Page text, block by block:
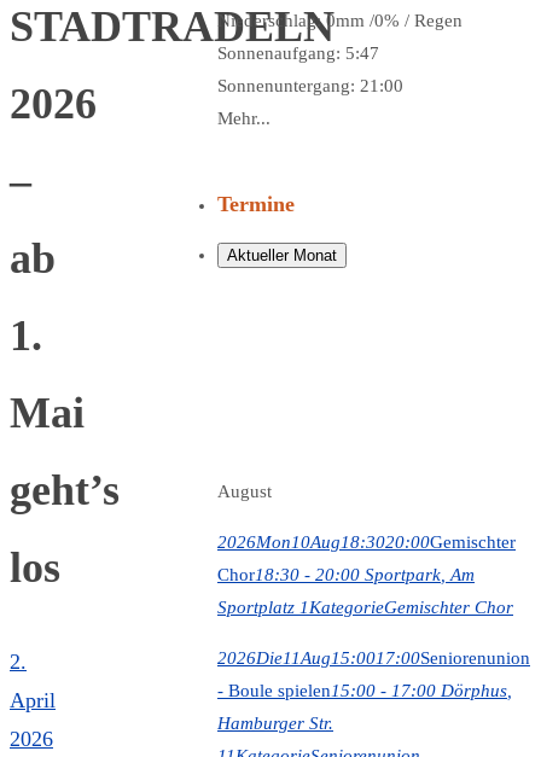
STADTRADELN
2026
–
ab
1.
Mai
geht’s
los
2.
April
2026
Niederschlag:0mm /0% / Regen
Sonnenaufgang: 5:47
Sonnenuntergang: 21:00
Mehr...
Termine
Aktueller Monat
August
2026Mon10Aug18:3020:00Gemischter
Chor18:30 - 20:00 Sportpark , Am
Sportplatz 1KategorieGemischter Chor
2026Die11Aug15:0017:00Seniorenunion
- Boule spielen15:00 - 17:00 Dörphus
Hamburger Str.